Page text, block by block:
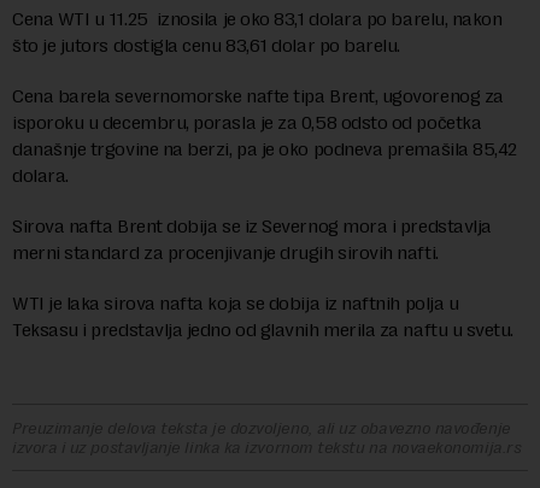
Cena WTI u 11.25 iznosila je oko 83,1 dolara po barelu, nakon
što je jutors dostigla cenu 83,61 dolar po barelu.
Cena barela severnomorske nafte tipa Brent, ugovorenog za
isporoku u decembru, porasla je za 0,58 odsto od početka
današnje trgovine na berzi, pa je oko podneva premašila 85,42
dolara.
Sirova nafta Brent dobija se iz Severnog mora i predstavlja
merni standard za procenjivanje drugih sirovih nafti.
WTI je laka sirova nafta koja se dobija iz naftnih polja u
Teksasu i predstavlja jedno od glavnih merila za naftu u svetu.
Preuzimanje delova teksta je dozvoljeno, ali uz obavezno navođenje
izvora i uz postavljanje linka ka izvornom tekstu na novaekonomija.rs